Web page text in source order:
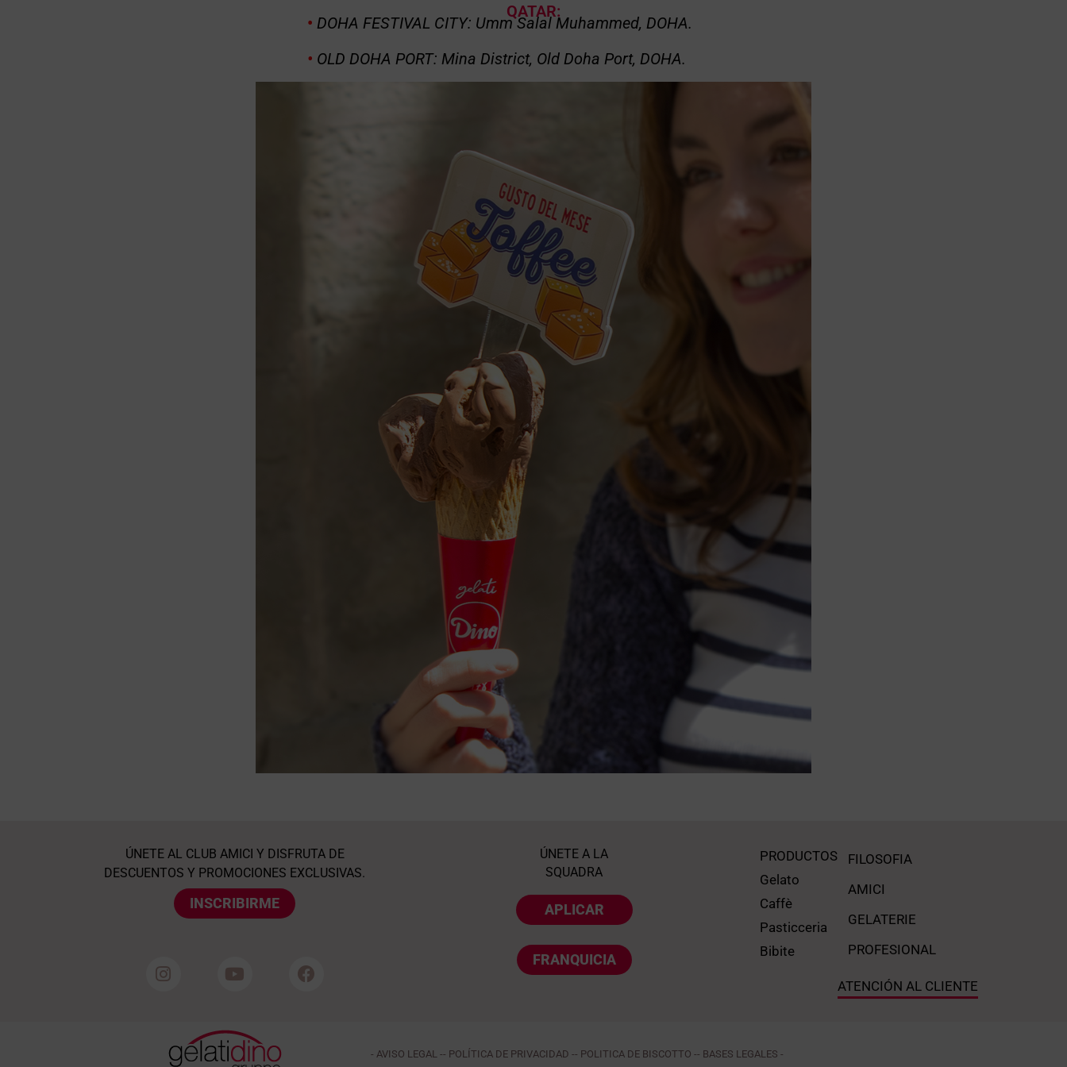
QATAR:
• DOHA FESTIVAL CITY: Umm Salal Muhammed, DOHA.
• OLD DOHA PORT: Mina District, Old Doha Port, DOHA.
ÚNETE AL CLUB AMICI Y DISFRUTA DE
DESCUENTOS Y PROMOCIONES EXCLUSIVAS.
INSCRIBIRME
ÚNETE A LA
SQUADRA
APLICAR
FRANQUICIA
PRODUCTOS
Gelato
Caffè
Pasticceria
Bibite
FILOSOFIA
AMICI
GELATERIE
PROFESIONAL
ATENCIÓN AL CLIENTE
- AVISO LEGAL -- POLÍTICA DE PRIVACIDAD -- POLITICA DE BISCOTTO -- BASES LEGALES -